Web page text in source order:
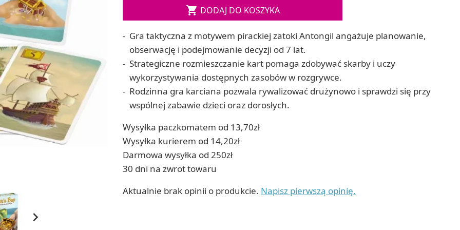
ręcznych
Soda, kwasek, formy do kul do kąpieli
RZEŹBA, GLINY I ODLEWY
Lepienie i rzeźbienie
Odlewy dekoracyjne
Tworzenie z gliny polimerowej
Modelowanie dla dzieci
Zestawy do cyjanotypii
Koraliki do prasowania
Techniki artystyczne – eksperymentalne
Zestawy doświadczalne i naukowe
Malowanie piaskiem (Sablimage)
Wydrapywanki
Techniki mozaikowe i wyklejanki

 DODAJ DO KOSZYKA
Gra taktyczna z motywem pirackiej zatoki Antongil angażuje planowanie,
obserwację i podejmowanie decyzji od 7 lat.
Strategiczne rozmieszczanie kart pomaga zdobywać skarby i uczy
wykorzystywania dostępnych zasobów w rozgrywce.
Rodzinna gra karciana pozwala rywalizować drużynowo i sprawdzi się przy
wspólnej zabawie dzieci oraz dorosłych.
Wysyłka paczkomatem od 13,70zł
Wysyłka kurierem od 14,20zł
Darmowa wysyłka od 250zł
30 dni na zwrot towaru
Aktualnie brak opinii o produkcie. Napisz pierwszą opinię.